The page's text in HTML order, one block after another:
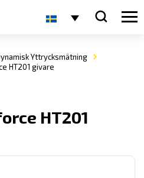
Yttrycksmätning
HT201 givare
HT201